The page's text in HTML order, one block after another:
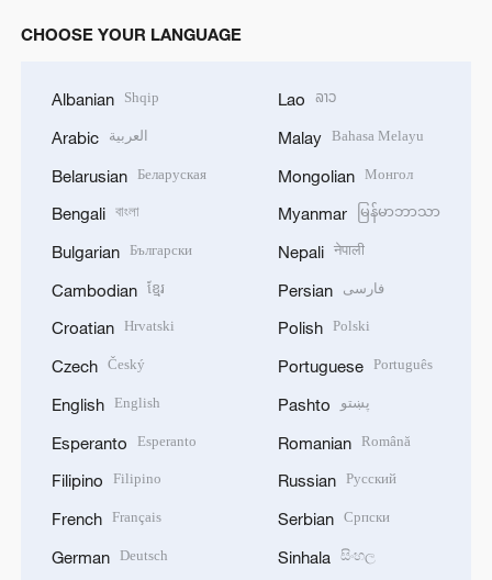
CHOOSE YOUR LANGUAGE
Albanian Shqip
Arabic العربية
Belarusian Беларуская
Bengali বাংলা
Bulgarian Български
Cambodian ខ្មែរ
Croatian Hrvatski
Czech Český
English English
Esperanto Esperanto
Filipino Filipino
French Français
German Deutsch
Lao ລາວ
Malay Bahasa Melayu
Mongolian Монгол
Myanmar မြန်မာဘာသာ
Nepali नेपाली
Persian فارسی
Polish Polski
Portuguese Português
Pashto پښتو
Romanian Română
Russian Русский
Serbian Српски
Sinhala සිංහල